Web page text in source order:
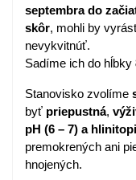
septembra do
skôr, mohli by
nevykvitnúť.
Sadíme ich do hĺbky
Stanovisko zvolíme
byť priepustná,
pH (6 – 7) a
premokrených ani
hnojených.